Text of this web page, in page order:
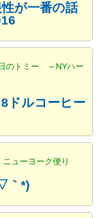
が一番の話
のトミー ～NYハー
ドルコーヒー
ューヨーク便り
｀*)